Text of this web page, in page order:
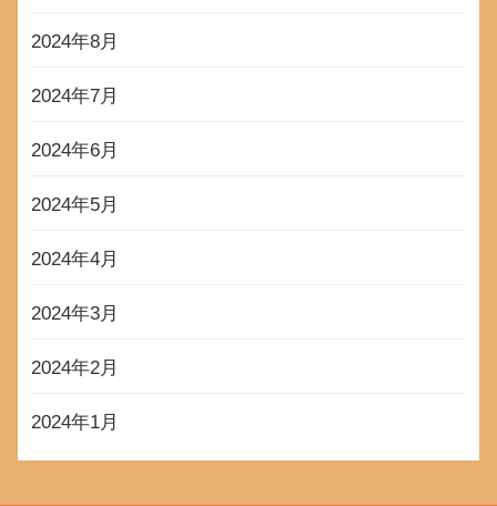
2024年8月
2024年7月
2024年6月
2024年5月
2024年4月
2024年3月
2024年2月
2024年1月